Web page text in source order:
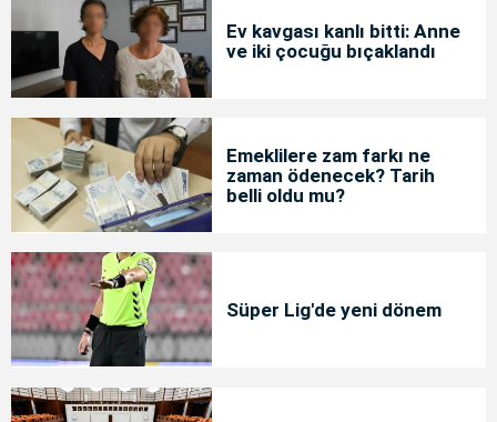
Ev kavgası kanlı bitti: Anne
ve iki çocuğu bıçaklandı
Emeklilere zam farkı ne
zaman ödenecek? Tarih
belli oldu mu?
Süper Lig'de yeni dönem